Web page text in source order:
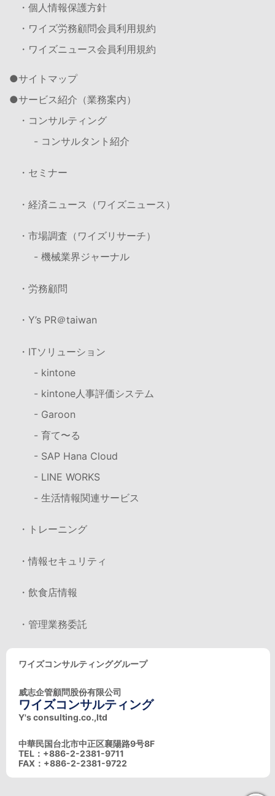
・個人情報保護方針
・ワイズ労務顧問会員利用規約
・ワイズニュース会員利用規約
サイトマップ
サービス紹介（業務案内）
・コンサルティング
- コンサルタント紹介
・セミナー
・経済ニュース（ワイズニュース）
・市場調査（ワイズリサーチ）
- 機械業界ジャーナル
・労務顧問
・Y’s PR＠taiwan
・ITソリューション
- kintone
- kintone人事評価システム
- Garoon
- 育て〜る
- SAP Hana Cloud
- LINE WORKS
- 生活情報関連サービス
・トレーニング
・情報セキュリティ
・飲食店情報
・管理業務委託
ワイズコンサルティンググループ
威志企管顧問股份有限公司
ワイズコンサルティング
Y's consulting.co.,ltd
中華民国台北市中正区襄陽路9号8F
TEL：+886-2-2381-9711
FAX：+886-2-2381-9722